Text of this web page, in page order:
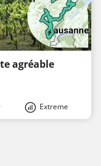
agréable
Extreme